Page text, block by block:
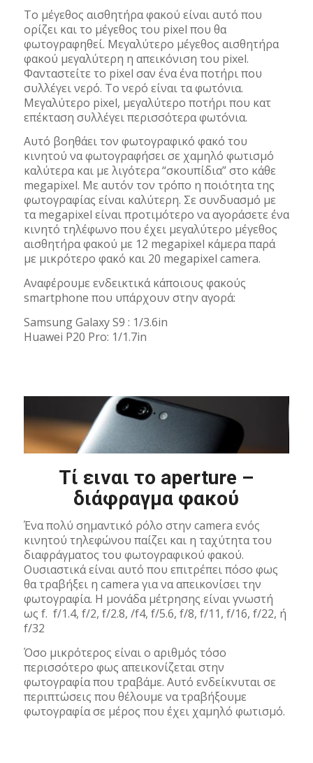
Το μέγεθος αισθητήρα φακού είναι αυτό που
ορίζει και το μέγεθος του pixel που θα
φωτογραφηθεί. Μεγαλύτερο μέγεθος αισθητήρα
φακού μεγαλύτερη η απεικόνιση του pixel.
Φανταστείτε το pixel σαν ένα ένα ποτήρι που
συλλέγει νερό. Το νερό είναι τα φωτόνια.
Μεγαλύτερο pixel, μεγαλύτερο ποτήρι που κατ
επέκταση συλλέγει περισσότερα φωτόνια.
Αυτό βοηθάει τον φωτογραφικό φακό του
κινητού να φωτογραφήσει σε χαμηλό φωτισμό
καλύτερα και με λιγότερα “σκουπίδια” στο κάθε
megapixel. Με αυτόν τον τρόπο η ποιότητα της
φωτογραφίας είναι καλύτερη. Σε συνδυασμό με
τα megapixel είναι προτιμότερο να αγοράσετε ένα
κινητό τηλέφωνο που έχει μεγαλύτερο μέγεθος
αισθητήρα φακού με 12 megapixel κάμερα παρά
με μικρότερο φακό και 20 megapixel camera.
Αναφέρουμε ενδεικτικά κάποιους φακούς
smartphone που υπάρχουν στην αγορά:
Samsung Galaxy S9 : 1/3.6in
Huawei P20 Pro: 1/1.7in
Τί ειναι το aperture –
διάφραγμα φακού
Ένα πολύ σημαντικό ρόλο στην camera ενός
κινητού τηλεφώνου παίζει και η ταχύτητα του
διαφράγματος του φωτογραφικού φακού.
Ουσιαστικά είναι αυτό που επιτρέπει πόσο φως
θα τραβήξει η camera για να απεικονίσει την
φωτογραφία. Η μονάδα μέτρησης είναι γνωστή
ως f. f/1.4, f/2, f/2.8, /f4, f/5.6, f/8, f/11, f/16, f/22, ή
f/32
Όσο μικρότερος είναι ο αριθμός τόσο
περισσότερο φως απεικονίζεται στην
φωτογραφία που τραβάμε. Αυτό ενδείκνυται σε
περιπτώσεις που θέλουμε να τραβήξουμε
φωτογραφία σε μέρος που έχει χαμηλό φωτισμό.